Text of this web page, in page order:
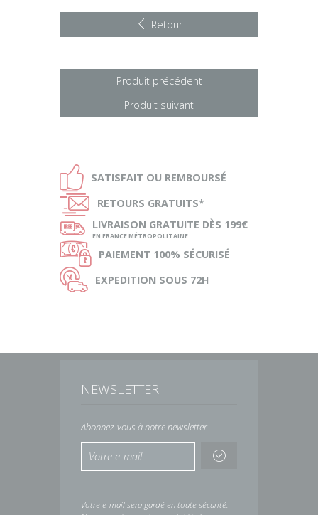
Retour
Produit précédent
Produit suivant
Ð SATISFAIT OU REMBOURSÉ
Ñ RETOURS GRATUITS*
ø LIVRAISON GRATUITE DÈS 199€
EN FRANCE MÉTROPOLITAINE
Ø PAIEMENT 100% SÉCURISÉ
Ù EXPEDITION SOUS 72H
NEWSLETTER
Abonnez-vous à notre newsletter
Votre e-mail sera gardé en toute sécurité.